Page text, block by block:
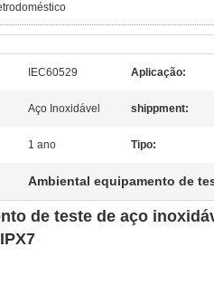
IEC60529 Aplicação:
Aço Inoxidável shippment:
1 ano Tipo:
Ambiental equipamento de
de teste de aço